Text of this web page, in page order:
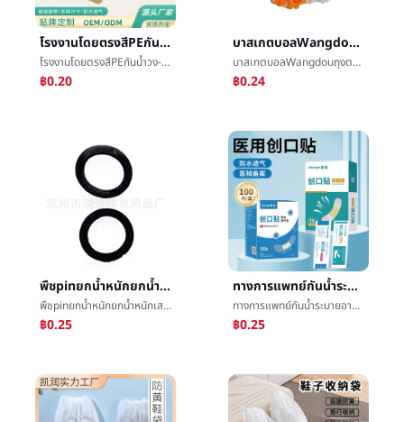
โรงงานโดยตรงสีPEกันน้ำวง-Aidบาดแผลการบูรณะและพยาบาลสนับมือวางแผลข้ามพรมแดนOKทุบตี
โรงงานโดยตรงสีPEกันน้ำวง-Aidบาดแผลการบูรณะและพยาบาลสนับมือวางแผลข้ามพรมแดนOKทุบตี
฿0.20
บาสเกตบอลWangdouถุงตาข่ายฟุตบอลกระเป๋าลูกบอลเข็มลูกบอลบรรจุภัณฑ์æลูกบอลWangdouลูกบอลç½ของขวัญWangdouลูกบอลกระเป๋าเสื้อ
บาสเกตบอลWangdouถุงตาข่ายฟุตบอลกระเป๋าลูกบอลเข็มลูกบอลบรรจุภัณฑ์æลูกบอลWangdouลูกบอลç½ของขวัญWangdouลูกบอลกระเป๋าเสื้อ
฿0.24
พืชpinยกน้ำหนักยกน้ำหนักเสาดัมเบลเสามือระฆังเสาเสาå­สกรูน๊อตของยึดยางวงกลมOชนิดวงกลมยางวงกลม
พืชpinยกน้ำหนักยกน้ำหนักเสาดัมเบลเสามือระฆังเสาเสาå­สกรูน๊อตของยึดยางวงกลมOชนิดวงกลมยางวงกลม
฿0.25
ทางการแพทย์กันน้ำระบายอากาศได้ดีวางแผลเด็กโปร่งใสทางการแพทย์ใหญ่100แผ่น/กล่อง
ทางการแพทย์กันน้ำระบายอากาศได้ดีวางแผลเด็กโปร่งใสทางการแพทย์ใหญ่100แผ่น/กล่อง
฿0.25